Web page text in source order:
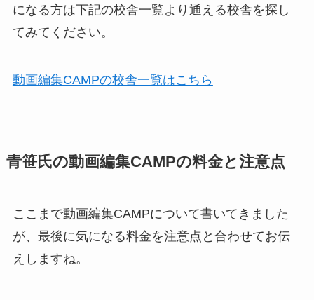
になる方は下記の校舎一覧より通える校舎を探し
てみてください。
動画編集CAMPの校舎一覧はこちら
青笹氏の動画編集CAMPの料金と注意点
ここまで動画編集CAMPについて書いてきました
が、最後に気になる料金を注意点と合わせてお伝
えしますね。